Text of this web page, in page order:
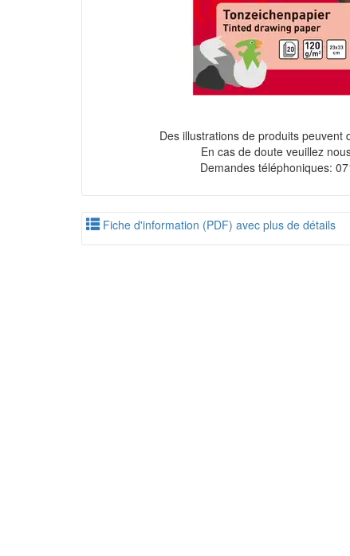
Des illustrations de produits peuvent
En cas de doute veuillez
Demandes téléphoniques:
Fiche d'information (PDF) avec plus de détails